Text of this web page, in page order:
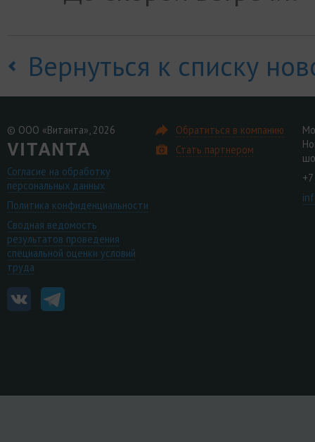
Вернуться к списку
© ООО «Витанта», 2026
Согласие на обработку
персональных данных
Политика конфиденциальности
Сводная ведомость
результатов проведения
специальной оценки условий
труда
Обратиться в компанию
Стать партнером